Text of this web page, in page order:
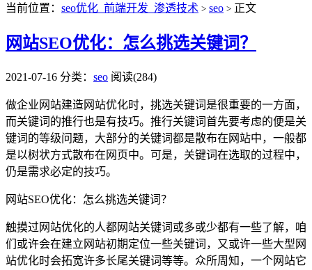
当前位置： seo优化_前端开发_渗透技术 > seo > 正文
网站SEO优化：怎么挑选关键词？
2021-07-16 分类： seo 阅读(284)
做企业网站建造网站优化时，挑选关键词是很重要的一方面，
而关键词的推行也是有技巧。推行关键词首先要考虑的便是关
键词的等级问题，大部分的关键词都是散布在网站中，一般都
是以树状方式散布在网页中。可是，关键词在选取的过程中，
仍是需求必定的技巧。
网站SEO优化：怎么挑选关键词？
触摸过网站优化的人都网站关键词或多或少都有一些了解，咱
们或许会在建立网站初期定位一些关键词，又或许一些大型网
站优化时会拓宽许多长尾关键词等等。众所周知，一个网站它